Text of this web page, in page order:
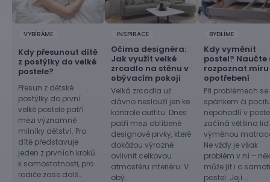
VYBÍRÁME
Kdy přesunout dítě
z postýlky do velké
postele?
Přesun z dětské
postýlky do první
velké postele patří
mezi významné
milníky dětství. Pro
dítě představuje
jeden z prvních kroků
k samostatnosti, pro
rodiče zase dalš…
INSPIRACE
Očima designéra:
Jak využít velké
zrcadlo na stěnu v
obývacím pokoji
Velká zrcadla už
dávno neslouží jen ke
kontrole outfitu. Dnes
patří mezi oblíbené
designové prvky, které
dokážou výrazně
ovlivnit celkovou
atmosféru interiéru. V
obý…
BYDLÍME
Kdy vyměnit
postel? Naučte
rozpoznat míru
opotřebení
Při problémech se
spánkem či
nepohodlí v
začíná většina
výměnou
Ne vždy je však
problém v ní –
může jít i o
postel. Její …